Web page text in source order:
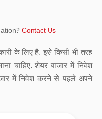
Contact Us
के लिए है. इसे किसी भी तरह
चाहिए. शेयर बाजार में निवेश
में निवेश करने से पहले अपने